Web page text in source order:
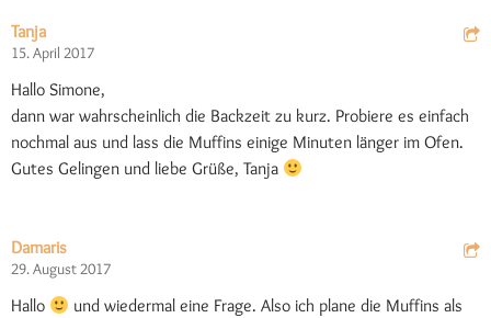
Tanja
15. April 2017
Hallo Simone,
dann war wahrscheinlich die Backzeit zu kurz. Probiere es einfach
nochmal aus und lass die Muffins einige Minuten länger im Ofen.
Gutes Gelingen und liebe Grüße, Tanja
Damaris
29. August 2017
Hallo
und wiedermal eine Frage. Also ich plane die Muffins als